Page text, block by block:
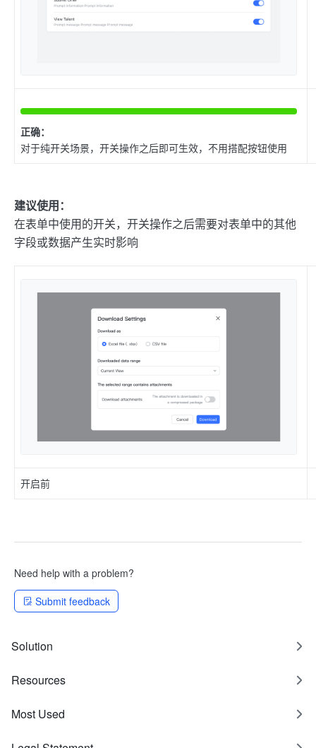
正确：
对于纯开关场景，开关操作之后即可生效，不用搭配按钮使用
建议使用：
在表单中使用的开关，开关操作之后需要对表单中的其他
字段或数据产生实时影响
开启前
Need help with a problem?
Submit feedback
Solution
Resources
Most Used